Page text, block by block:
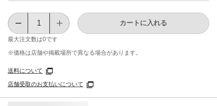
最大注文数は0です
カートに入れる
※価格は​店舗や​掲載場所で​異なる​場合が​あります。
送料について
店舗受取のお支払いについて